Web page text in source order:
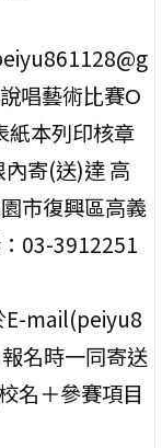
唱藝術比賽Ο
本列印核章
寄(送)達 高
市復興區高義
03-3912251
E-mail(peiyu8
名時一同寄送
名＋參賽項目